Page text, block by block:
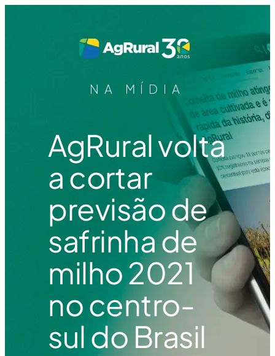
NA MÍDIA
AgRural volta
a cortar
previsão de
safrinha de
milho 2021
no centro-
sul do Brasil